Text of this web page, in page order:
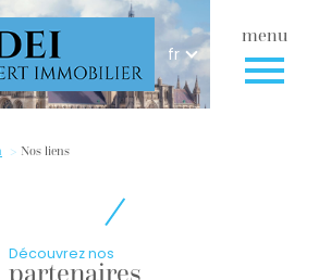
menu
Langue
fr
Nos liens
Découvrez nos
partenaires